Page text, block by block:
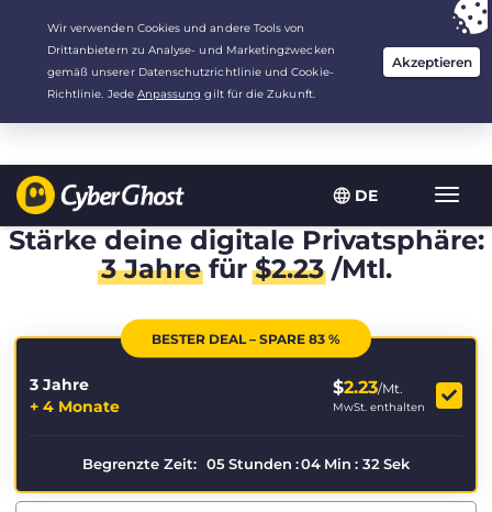
DE
Deine Wahl:Der beste Dealfür 3.3333333333333 Jahre zu $
/Monat
Stärke deine digitale Privatsphäre:
3 Jahrefür$2.23/Mtl.
BESTER DEAL – SPARE 83 %
3 Jahre
+ 4 Monate
$2.23/Mt.
MwSt. enthalten
Begrenzte Zeit: 05Stunden :04 Min : 32 Sek